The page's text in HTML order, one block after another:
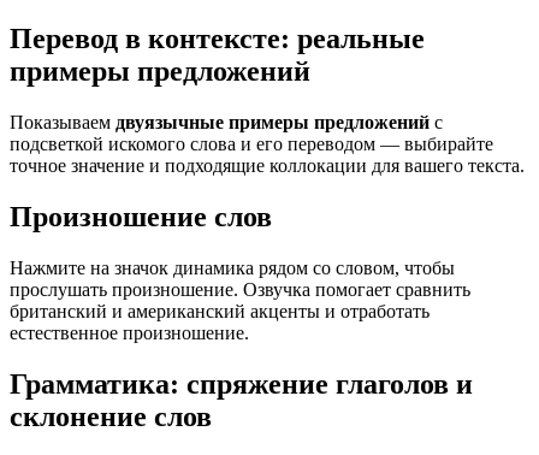
Перевод в контексте: реальные
примеры предложений
Показываем двуязычные примеры предложений с
подсветкой искомого слова и его переводом — выбирайте
точное значение и подходящие коллокации для вашего текста.
Произношение слов
Нажмите на значок динамика рядом со словом, чтобы
прослушать произношение. Озвучка помогает сравнить
британский и американский акценты и отработать
естественное произношение.
Грамматика: спряжение глаголов и
склонение слов